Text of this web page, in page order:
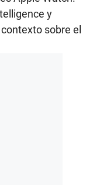
y
sobre el